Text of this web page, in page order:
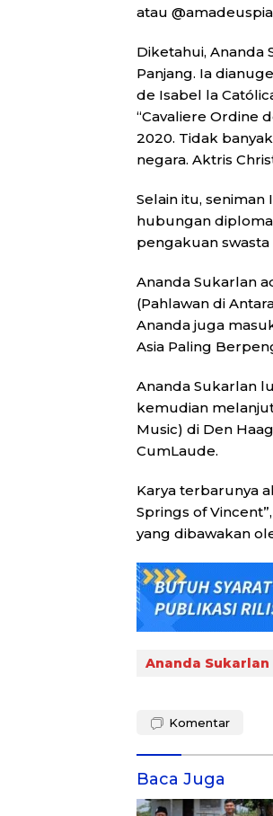
atau
Diketahui, Ananda
Panjang. Ia
de Isabel la
“Cavaliere Ordine
2020. Tidak
negara. Aktris
Selain itu,
hubungan
pengakuan
Ananda Sukarlan
(Pahlawan di
Ananda juga
Asia Paling
Ananda Sukarlan
kemudian
Music) di Den
CumLaude.
Karya terbarunya
Springs of
yang dibawakan
Ananda Sukarlan
Komentar
Baca Juga